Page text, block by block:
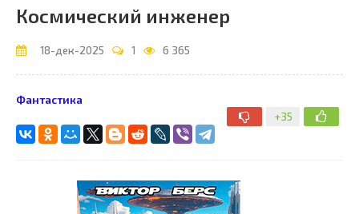
Космический инженер
18-дек-2025 1 6 365
+35
Фантастика